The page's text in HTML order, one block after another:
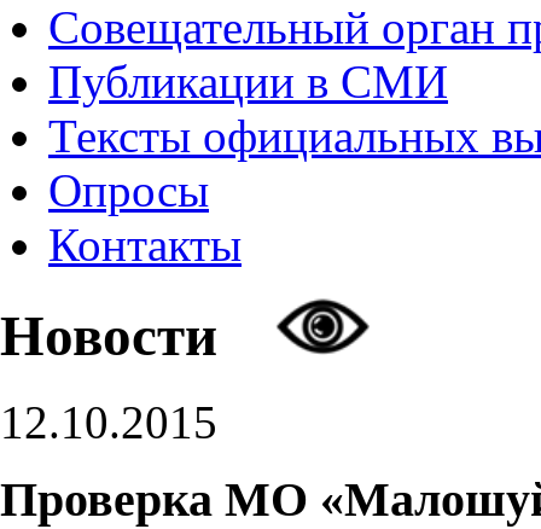
Совещательный орган
Публикации в СМИ
Тексты официальных
Опросы
Контакты
Новости
12.10.2015
Проверка МО